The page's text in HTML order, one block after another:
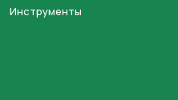
Инструменты